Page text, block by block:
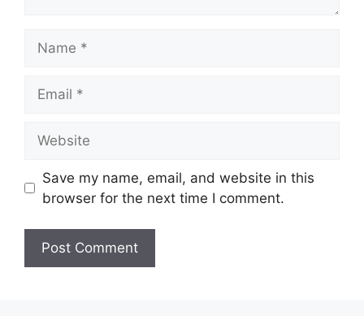
Save my name, email, and website in this
browser for the next time I comment.